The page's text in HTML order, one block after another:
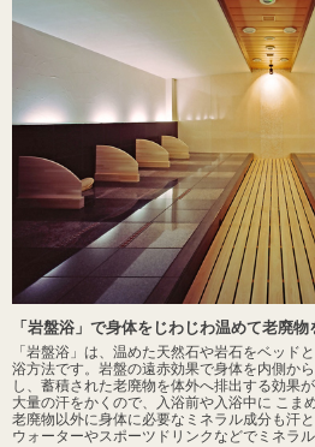
「岩盤浴」で身体をじわじわ温めて老廃物
「岩盤浴」は、温めた天然石や岩石をベッド
浴方法です。岩盤の遠赤効果で身体を内側か
し、蓄積された老廃物を体外へ排出する効果
大量の汗をかくので、入浴前や入浴中に こま
老廃物以外に身体に必要なミネラル成分も汗
ウォーターやスポーツドリンクなどでミネラ